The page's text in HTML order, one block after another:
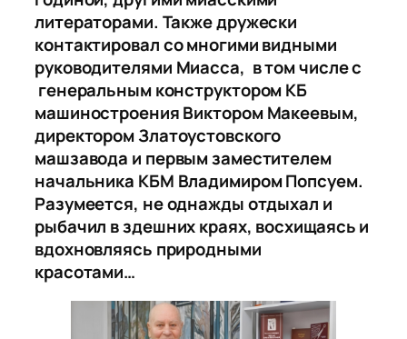
литераторами. Также дружески
контактировал со многими видными
руководителями Миасса, в том числе с
генеральным конструктором КБ
машиностроения Виктором Макеевым,
директором Златоустовского
машзавода и первым заместителем
начальника КБМ Владимиром Попсуем.
Разумеется, не однажды отдыхал и
рыбачил в здешних краях, восхищаясь и
вдохновляясь природными
красотами…